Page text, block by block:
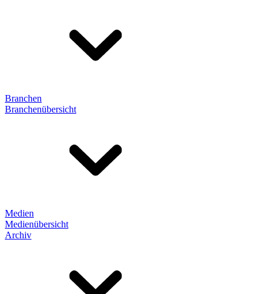
Branchen
Branchenübersicht
Medien
Medienübersicht
Archiv